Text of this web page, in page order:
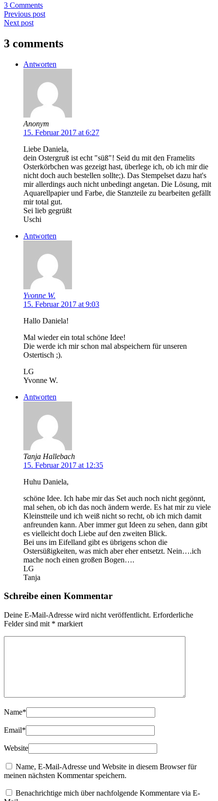
3 Comments
Previous post
Next post
3 comments
Antworten
Anonym
15. Februar 2017 at 6:27
Liebe Daniela,
dein Ostergruß ist echt "süß"! Seid du mit den Framelits
Osterkörbchen was gezeigt hast, überlege ich, ob ich mir die
nicht doch auch bestellen sollte;). Das Stempelset dazu hat's
mir allerdings auch nicht unbedingt angetan. Die Lösung, mit
Aquarellpapier und Farbe, die Stanzteile zu bearbeiten gefällt
mir total gut.
Sei lieb gegrüßt
Uschi
Antworten
Yvonne W.
15. Februar 2017 at 9:03
Hallo Daniela!
Mal wieder ein total schöne Idee!
Die werde ich mir schon mal abspeichern für unseren
Ostertisch ;).
LG
Yvonne W.
Antworten
Tanja Hallebach
15. Februar 2017 at 12:35
Huhu Daniela,
schöne Idee. Ich habe mir das Set auch noch nicht gegönnt,
mal sehen, ob ich das noch ändern werde. Es hat mir zu viele
Kleinstteile und ich weiß nicht so recht, ob ich mich damit
anfreunden kann. Aber immer gut Ideen zu sehen, dann gibt
es vielleicht doch Liebe auf den zweiten Blick.
Bei uns im Eifelland gibt es übrigens schon die
Ostersüßigkeiten, was mich aber eher entsetzt. Nein….ich
mache noch einen großen Bogen….
LG
Tanja
Schreibe einen Kommentar
Deine E-Mail-Adresse wird nicht veröffentlicht. Erforderliche
Felder sind mit * markiert
Name*
Email*
Website
Name, E-Mail-Adresse und Website in diesem Browser für
meinen nächsten Kommentar speichern.
Benachrichtige mich über nachfolgende Kommentare via E-